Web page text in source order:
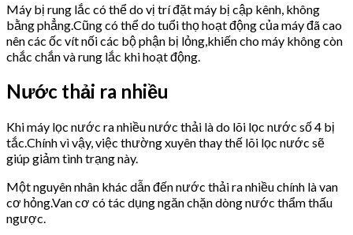
Máy bị rung lắc có thể do vị trí đặt máy bị cập kênh, không
bằng phẳng.Cũng có thể do tuổi thọ hoạt động của máy đã cao
nên các ốc vít nối các bộ phận bị lỏng,khiến cho máy không còn
chắc chắn và rung lắc khi hoạt động.
Nước thải ra nhiều
Khi máy lọc nước ra nhiều nước thải là do lõi lọc nước số 4 bị
tắc.Chính vì vậy, việc thường xuyên thay thế lõi lọc nước sẽ
giúp giảm tình trạng này.
Một nguyên nhân khác dẫn đến nước thải ra nhiều chính là van
cơ hỏng.Van cơ có tác dụng ngăn chặn dòng nước thẩm thấu
ngược.